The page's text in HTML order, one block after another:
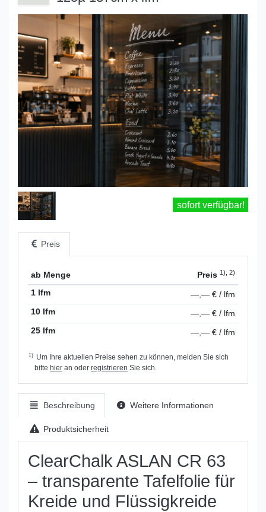
sofort verfügbar!
Preis
ab Menge Preis1), 2)
1 lfm
—,— € / lfm
10 lfm
—,— € / lfm
25 lfm
—,— € / lfm
1) Um Ihre aktuellen Preise sehen zu können, melden Sie sich
bitte hier an oder registrieren Sie sich.
Beschreibung Weitere Informationen
Produktsicherheit
ClearChalk ASLAN CR 63
– transparente Tafelfolie für
Kreide und Flüssigkreide